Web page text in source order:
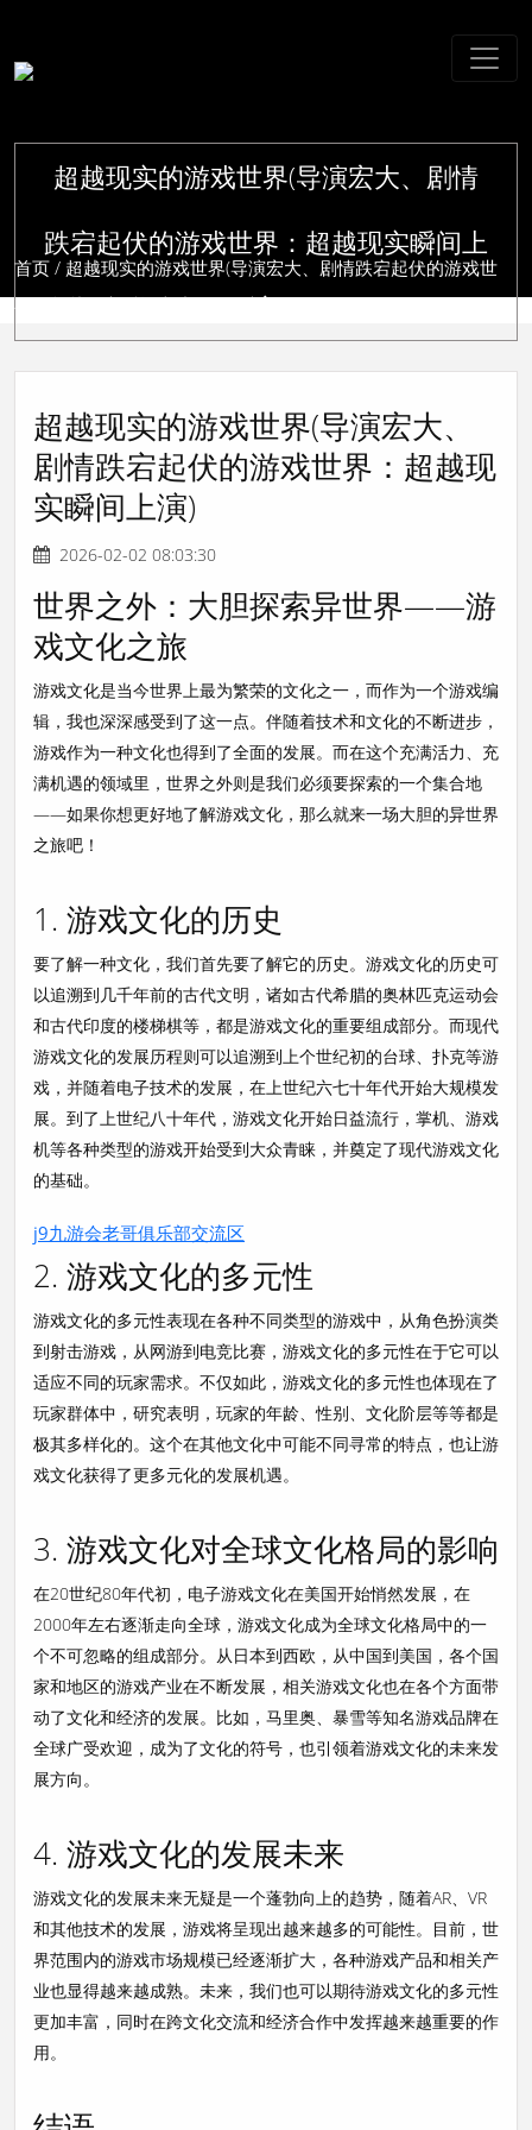
超越现实的游戏世界(导演宏大、剧情
跌宕起伏的游戏世界：超越现实瞬间上
演)
首页 / 超越现实的游戏世界(导演宏大、剧情跌宕起伏的游戏世
界：超越现实瞬间上演)
超越现实的游戏世界(导演宏大、
剧情跌宕起伏的游戏世界：超越现
实瞬间上演)
2026-02-02 08:03:30
世界之外：大胆探索异世界——游
戏文化之旅
游戏文化是当今世界上最为繁荣的文化之一，而作为一个游戏编
辑，我也深深感受到了这一点。伴随着技术和文化的不断进步，
游戏作为一种文化也得到了全面的发展。而在这个充满活力、充
满机遇的领域里，世界之外则是我们必须要探索的一个集合地
——如果你想更好地了解游戏文化，那么就来一场大胆的异世界
之旅吧！
1. 游戏文化的历史
要了解一种文化，我们首先要了解它的历史。游戏文化的历史可
以追溯到几千年前的古代文明，诸如古代希腊的奥林匹克运动会
和古代印度的楼梯棋等，都是游戏文化的重要组成部分。而现代
游戏文化的发展历程则可以追溯到上个世纪初的台球、扑克等游
戏，并随着电子技术的发展，在上世纪六七十年代开始大规模发
展。到了上世纪八十年代，游戏文化开始日益流行，掌机、游戏
机等各种类型的游戏开始受到大众青睐，并奠定了现代游戏文化
的基础。
j9九游会老哥俱乐部交流区
2. 游戏文化的多元性
游戏文化的多元性表现在各种不同类型的游戏中，从角色扮演类
到射击游戏，从网游到电竞比赛，游戏文化的多元性在于它可以
适应不同的玩家需求。不仅如此，游戏文化的多元性也体现在了
玩家群体中，研究表明，玩家的年龄、性别、文化阶层等等都是
极其多样化的。这个在其他文化中可能不同寻常的特点，也让游
戏文化获得了更多元化的发展机遇。
3. 游戏文化对全球文化格局的影响
在20世纪80年代初，电子游戏文化在美国开始悄然发展，在
2000年左右逐渐走向全球，游戏文化成为全球文化格局中的一
个不可忽略的组成部分。从日本到西欧，从中国到美国，各个国
家和地区的游戏产业在不断发展，相关游戏文化也在各个方面带
动了文化和经济的发展。比如，马里奥、暴雪等知名游戏品牌在
全球广受欢迎，成为了文化的符号，也引领着游戏文化的未来发
展方向。
4. 游戏文化的发展未来
游戏文化的发展未来无疑是一个蓬勃向上的趋势，随着AR、VR
和其他技术的发展，游戏将呈现出越来越多的可能性。目前，世
界范围内的游戏市场规模已经逐渐扩大，各种游戏产品和相关产
业也显得越来越成熟。未来，我们也可以期待游戏文化的多元性
更加丰富，同时在跨文化交流和经济合作中发挥越来越重要的作
用。